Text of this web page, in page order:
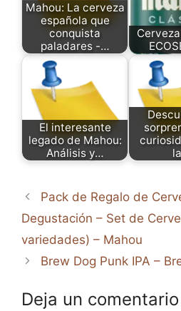
Mahou: La cerveza
española que
conquista
paladares -…
El interesante
legado de Mahou:
Análisis y…
Pack de Regalo de
Degustación – Set de
variedades) – Mahou
Brew Dog Punk IPA –
Deja un comentario